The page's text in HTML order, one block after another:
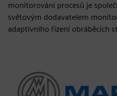
monitorování procesů je
světovým dodavatelem
adaptivního řízení obráběcích